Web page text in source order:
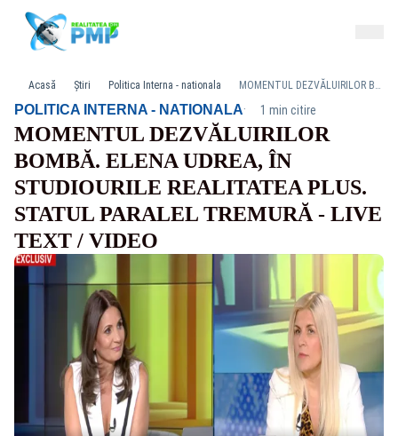
Acasă Știri Politica Interna - nationala MOMENTUL DEZVĂLUIRILOR BOMBĂ. ELENA UDREA, ÎN STUDIOURILE REALITATEA PLUS. STATUL PARALEL TREMURĂ - LIVE TEXT / VIDEO
POLITICA INTERNA - NATIONALA· 1 min citire
MOMENTUL DEZVĂLUIRILOR
BOMBĂ. ELENA UDREA, ÎN
STUDIOURILE REALITATEA PLUS.
STATUL PARALEL TREMURĂ - LIVE
TEXT / VIDEO